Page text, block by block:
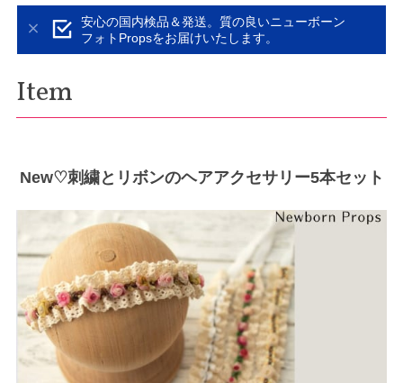
安心の国内検品＆発送。質の良いニューボーン
フォトPropsをお届けいたします。
Item
New♡刺繍とリボンのヘアアクセサリー5本セット